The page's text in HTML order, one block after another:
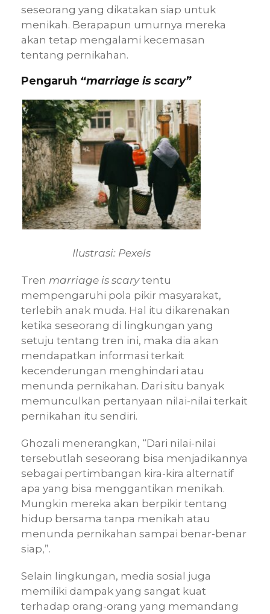
seseorang yang dikatakan siap untuk
menikah. Berapapun umurnya mereka
akan tetap mengalami kecemasan
tentang pernikahan.
Pengaruh “marriage is scary”
Ilustrasi: Pexels
Tren marriage is scarytentu
mempengaruhi pola pikir masyarakat,
terlebih anak muda. Hal itu dikarenakan
ketika seseorang di lingkungan yang
setuju tentang tren ini, maka dia akan
mendapatkan informasi terkait
kecenderungan menghindari atau
menunda pernikahan. Dari situ banyak
memunculkan pertanyaan nilai-nilai terkait
pernikahan itu sendiri.
Ghozali menerangkan, “Dari nilai-nilai
tersebutlah seseorang bisa menjadikannya
sebagai pertimbangan kira-kira alternatif
apa yang bisa menggantikan menikah.
Mungkin mereka akan berpikir tentang
hidup bersama tanpa menikah atau
menunda pernikahan sampai benar-benar
siap,”.
Selain lingkungan, media sosial juga
memiliki dampak yang sangat kuat
terhadap orang-orang yang memandang